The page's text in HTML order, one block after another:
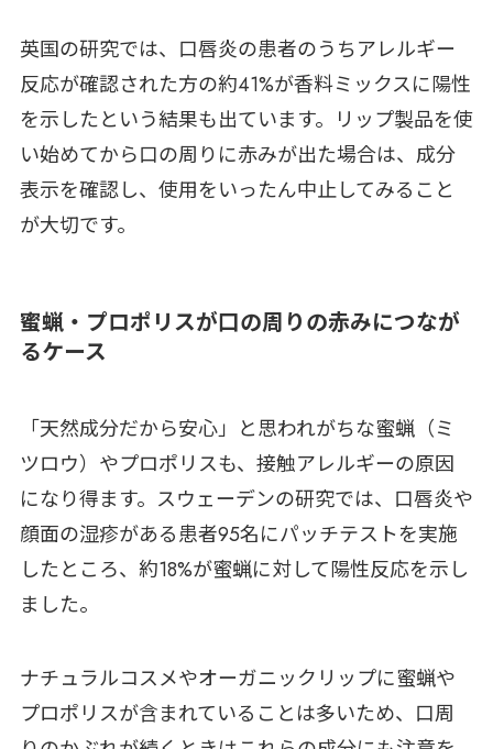
英国の研究では、口唇炎の患者のうちアレルギー
反応が確認された方の約41%が香料ミックスに陽性
を示したという結果も出ています。リップ製品を使
い始めてから口の周りに赤みが出た場合は、成分
表示を確認し、使用をいったん中止してみること
が大切です。
蜜蝋・プロポリスが口の周りの赤みにつなが
るケース
「天然成分だから安心」と思われがちな蜜蝋（ミ
ツロウ）やプロポリスも、接触アレルギーの原因
になり得ます。スウェーデンの研究では、口唇炎や
顔面の湿疹がある患者95名にパッチテストを実施
したところ、約18%が蜜蝋に対して陽性反応を示し
ました。
ナチュラルコスメやオーガニックリップに蜜蝋や
プロポリスが含まれていることは多いため、口周